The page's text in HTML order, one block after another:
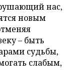
нас,
новым
– быть
судьбы,
слабым,